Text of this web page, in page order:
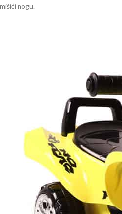
mišići nogu.